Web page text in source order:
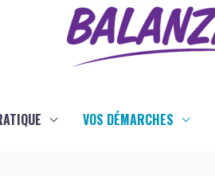
VOS DÉMARCHES